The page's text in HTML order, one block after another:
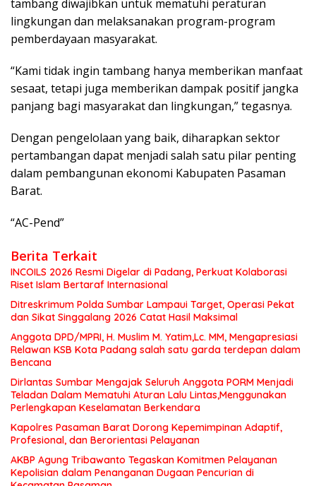
tambang diwajibkan untuk mematuhi peraturan
lingkungan dan melaksanakan program-program
pemberdayaan masyarakat.
“Kami tidak ingin tambang hanya memberikan manfaat
sesaat, tetapi juga memberikan dampak positif jangka
panjang bagi masyarakat dan lingkungan,” tegasnya.
Dengan pengelolaan yang baik, diharapkan sektor
pertambangan dapat menjadi salah satu pilar penting
dalam pembangunan ekonomi Kabupaten Pasaman
Barat.
“AC-Pend”
Berita Terkait
INCOILS 2026 Resmi Digelar di Padang, Perkuat Kolaborasi
Riset Islam Bertaraf Internasional
Ditreskrimum Polda Sumbar Lampaui Target, Operasi Pekat
dan Sikat Singgalang 2026 Catat Hasil Maksimal
Anggota DPD/MPRI, H. Muslim M. Yatim,Lc. MM, Mengapresiasi
Relawan KSB Kota Padang salah satu garda terdepan dalam
Bencana
Dirlantas Sumbar Mengajak Seluruh Anggota PORM Menjadi
Teladan Dalam Mematuhi Aturan Lalu Lintas,Menggunakan
Perlengkapan Keselamatan Berkendara
Kapolres Pasaman Barat Dorong Kepemimpinan Adaptif,
Profesional, dan Berorientasi Pelayanan
AKBP Agung Tribawanto Tegaskan Komitmen Pelayanan
Kepolisian dalam Penanganan Dugaan Pencurian di